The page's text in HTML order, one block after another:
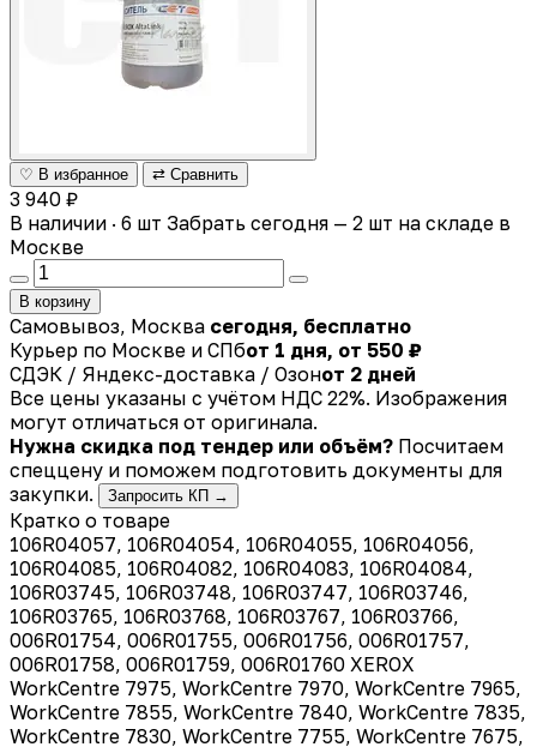
♡ В избранное ⇄ Сравнить
3 940 ₽
В наличии · 6 шт Забрать сегодня — 2 шт на складе в
Москве
В корзину
Самовывоз, Москва сегодня, бесплатно
Курьер по Москве и СПбот 1 дня, от 550 ₽
СДЭК / Яндекс-доставка / Озонот 2 дней
Все цены указаны с учётом НДС 22%. Изображения
могут отличаться от оригинала.
Нужна скидка под тендер или объём? Посчитаем
спеццену и поможем подготовить документы для
закупки.
Запросить КП →
Кратко о товаре
106R04057, 106R04054, 106R04055, 106R04056,
106R04085, 106R04082, 106R04083, 106R04084,
106R03745, 106R03748, 106R03747, 106R03746,
106R03765, 106R03768, 106R03767, 106R03766,
006R01754, 006R01755, 006R01756, 006R01757,
006R01758, 006R01759, 006R01760 XEROX
WorkCentre 7975, WorkCentre 7970, WorkCentre 7965,
WorkCentre 7855, WorkCentre 7840, WorkCentre 7835,
WorkCentre 7830, WorkCentre 7755, WorkCentre 7675,